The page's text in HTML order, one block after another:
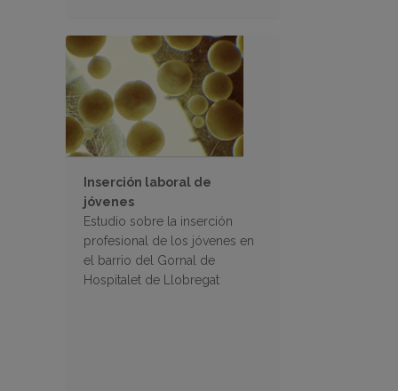
Inserción laboral de
jóvenes
Estudio sobre la inserción
profesional de los jóvenes en
el barrio del Gornal de
Hospitalet de Llobregat